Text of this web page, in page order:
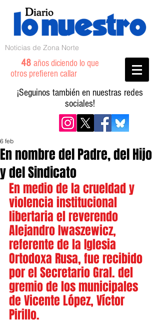
Noticias de Zona Norte
48 años diciendo lo que
otros prefieren callar
¡Seguinos también en nuestras redes
sociales!
En nombre del Padre, del Hijo
y del Sindicato
6 feb
En medio de la crueldad y
violencia institucional
libertaria el reverendo
Alejandro Iwaszewicz,
referente de la Iglesia
Ortodoxa Rusa, fue recibido
por el Secretario Gral. del
gremio de los municipales
de Vicente López, Víctor
Pirillo.